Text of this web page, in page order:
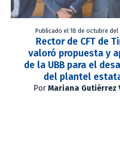
Publicado el 18 de octubre del
Rector de CFT de
valoró propuesta y
de la UBB para el
del plantel
PorMariana Gutiérrez